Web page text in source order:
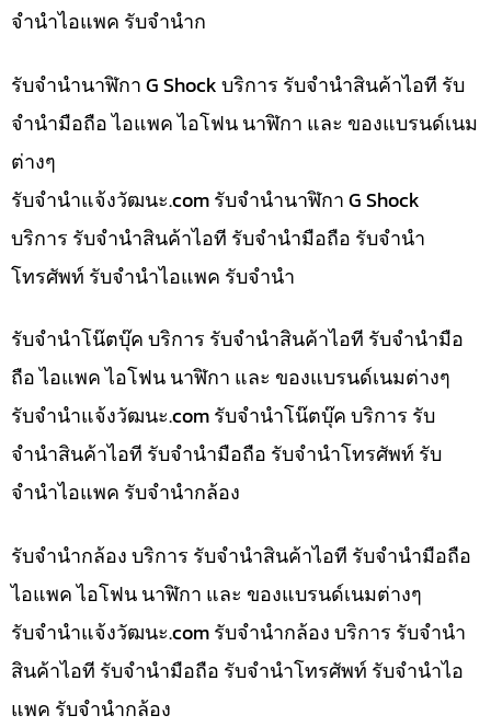
จำนำไอแพค รับจำนำก
รับจำนำนาฬิกา G Shock บริการ รับจำนำสินค้าไอที รับ
จำนำมือถือ ไอแพค ไอโฟน นาฬิกา และ ของแบรนด์เนม
ต่างๆ
รับจํานําแจ้งวัฒนะ.com รับจำนำนาฬิกา G Shock
บริการ รับจำนำสินค้าไอที รับจำนำมือถือ รับจำนำ
โทรศัพท์ รับจำนำไอแพค รับจำนำ
รับจำนำโน๊ตบุ๊ค บริการ รับจำนำสินค้าไอที รับจำนำมือ
ถือ ไอแพค ไอโฟน นาฬิกา และ ของแบรนด์เนมต่างๆ
รับจํานําแจ้งวัฒนะ.com รับจำนำโน๊ตบุ๊ค บริการ รับ
จำนำสินค้าไอที รับจำนำมือถือ รับจำนำโทรศัพท์ รับ
จำนำไอแพค รับจำนำกล้อง
รับจำนำกล้อง บริการ รับจำนำสินค้าไอที รับจำนำมือถือ
ไอแพค ไอโฟน นาฬิกา และ ของแบรนด์เนมต่างๆ
รับจํานําแจ้งวัฒนะ.com รับจำนำกล้อง บริการ รับจำนำ
สินค้าไอที รับจำนำมือถือ รับจำนำโทรศัพท์ รับจำนำไอ
แพค รับจำนำกล้อง